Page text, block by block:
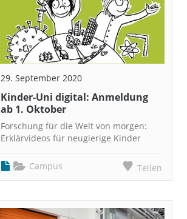
29. September 2020
Kinder-Uni digital: Anmeldung
ab 1. Oktober
Forschung für die Welt von morgen:
Erklärvideos für neugierige Kinder
Campus Teilen